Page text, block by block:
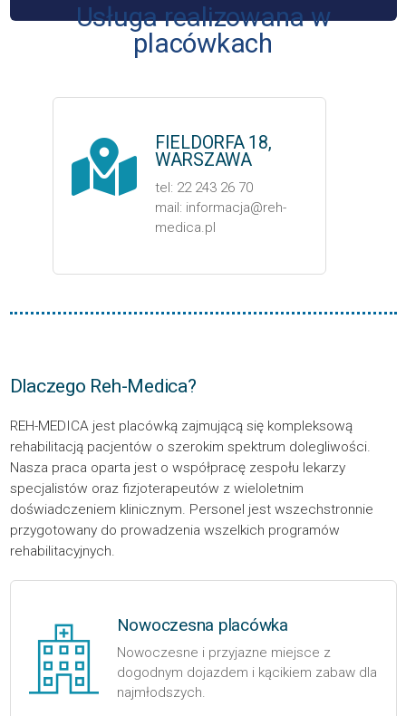
Usługa realizowana w
placówkach
FIELDORFA 18,
WARSZAWA
tel: 22 243 26 70
mail: informacja@reh-
medica.pl
Dlaczego Reh-Medica?
REH-MEDICA jest placówką zajmującą się kompleksową
rehabilitacją pacjentów o szerokim spektrum dolegliwości.
Nasza praca oparta jest o współpracę zespołu lekarzy
specjalistów oraz fizjoterapeutów z wieloletnim
doświadczeniem klinicznym. Personel jest wszechstronnie
przygotowany do prowadzenia wszelkich programów
rehabilitacyjnych.
Nowoczesna placówka
Nowoczesne i przyjazne miejsce z
dogodnym dojazdem i kącikiem zabaw dla
najmłodszych.